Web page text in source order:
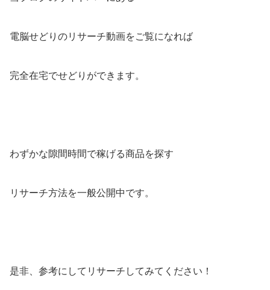
電脳せどりのリサーチ動画をご覧になれば
完全在宅でせどりができます。
わずかな隙間時間で稼げる商品を探す
リサーチ方法を一般公開中です。
是非、参考にしてリサーチしてみてください！